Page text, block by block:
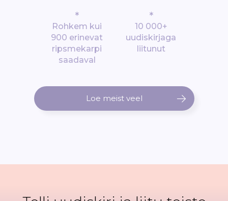
*
Rohkem kui
900 erinevat
ripsmekarpi
saadaval
*
10 000+
uudiskirjaga
liitunut
Loe meist veel